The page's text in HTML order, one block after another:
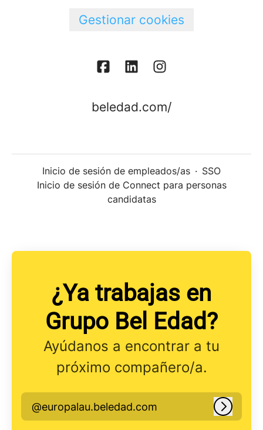
Gestionar cookies
beledad.com/
Inicio de sesión de empleados/as · SSO
Inicio de sesión de Connect para personas
candidatas
¿Ya trabajas en
Grupo Bel Edad?
Ayúdanos a encontrar a tu
próximo compañero/a.
@europalau.beledad.com Iniciar